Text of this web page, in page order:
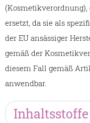
(Kosmetikverordnung),
ersetzt, da sie als
der EU ansässiger
gemäß der
diesem Fall gemäß
anwendbar.
Inhaltsstoffe